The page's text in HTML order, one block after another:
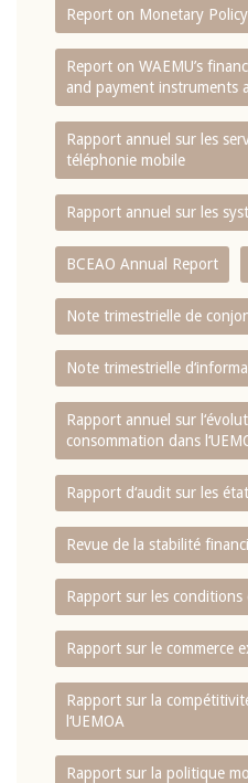
Report on Monetary
Report on WAEMU’s
and payment instruments
Rapport annuel sur les
téléphonie mobile
Rapport annuel sur les
BCEAO Annual Report
Note trimestrielle de
Note trimestrielle
Rapport annuel sur
consommation dans
Rapport d‘audit sur les
Revue de la stabilité
Rapport sur les conditions
Rapport sur le commerce
Rapport sur la
l‘UEMOA
Rapport sur la politique